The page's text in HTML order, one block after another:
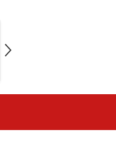
-